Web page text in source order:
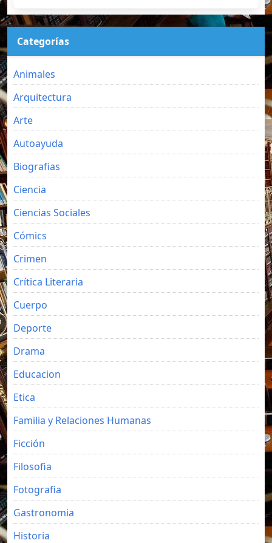
Categorías
Animales
Arquitectura
Arte
Autoayuda
Biografias
Ciencia
Ciencias Sociales
Cómics
Crimen
Crítica Literaria
Cuerpo
Deporte
Drama
Educacion
Etica
Familia y Relaciones Humanas
Ficción
Filosofia
Fotografia
Gastronomia
Historia